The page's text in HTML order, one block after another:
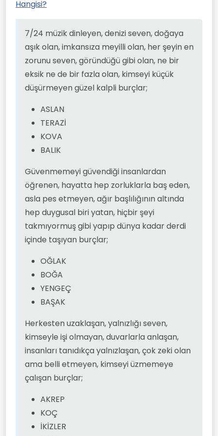
taşıyan burçlar;
yalnızlaşan, çok zeki olan ama belli
etmeyen, kimseyi üzmemeye çalışan
KOÇ
İKİZLER
Hangisi?
7/24 müzik dinleyen, denizi seven, doğaya
aşık olan, imkansıza meyilli olan, her şeyin en
zorunu seven, göründüğü gibi olan, ne bir
eksik ne de bir fazla olan, kimseyi küçük
düşürmeyen güzel kalpli burçlar;
ASLAN
TERAZİ
KOVA
BALIK
Güvenmemeyi güvendiği insanlardan
öğrenen, hayatta hep zorluklarla baş eden,
asla pes etmeyen, ağır başlılığının altında
hep duygusal biri yatan, hiçbir şeyi
takmıyormuş gibi yapıp dünya kadar derdi
içinde taşıyan burçlar;
OĞLAK
BOĞA
YENGEÇ
BAŞAK
Herkesten uzaklaşan, yalnızlığı seven,
kimseyle işi olmayan, duvarlarla anlaşan,
insanları tanıdıkça yalnızlaşan, çok zeki olan
ama belli etmeyen, kimseyi üzmemeye
çalışan burçlar;
AKREP
KOÇ
İKİZLER